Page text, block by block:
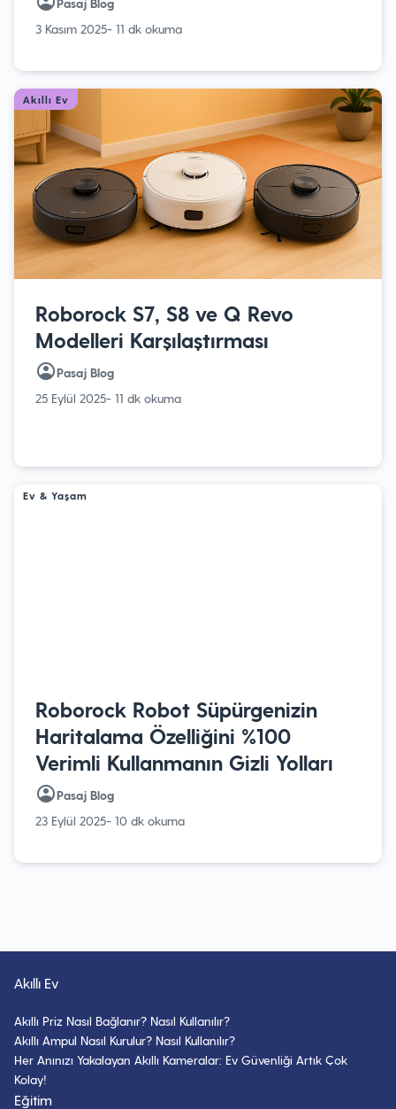
3 Kasım 2025- 11 dk okuma
Akıllı Ev
Roborock S7, S8 ve Q Revo
Modelleri Karşılaştırması
Pasaj Blog
25 Eylül 2025- 11 dk okuma
Ev & Yaşam
Roborock Robot Süpürgenizin
Haritalama Özelliğini %100
Verimli Kullanmanın Gizli Yolları
Pasaj Blog
23 Eylül 2025- 10 dk okuma
Akıllı Ev
Akıllı Priz Nasıl Bağlanır? Nasıl Kullanılır?
Akıllı Ampul Nasıl Kurulur? Nasıl Kullanılır?
Her Anınızı Yakalayan Akıllı Kameralar: Ev Güvenliği Artık Çok
Kolay!
Eğitim